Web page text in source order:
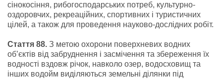
сінокосіння, рибогосподарських потреб, культурно-
оздоровчих, рекреаційних, спортивних і туристичних
цілей, а також для проведення науково-дослідних робіт.
Стаття 88. З метою охорони поверхневих водних
об’єктів від забруднення і засмічення та збереження їх
водності вздовж річок, навколо озер, водосховищ та
інших водойм виділяються земельні ділянки під